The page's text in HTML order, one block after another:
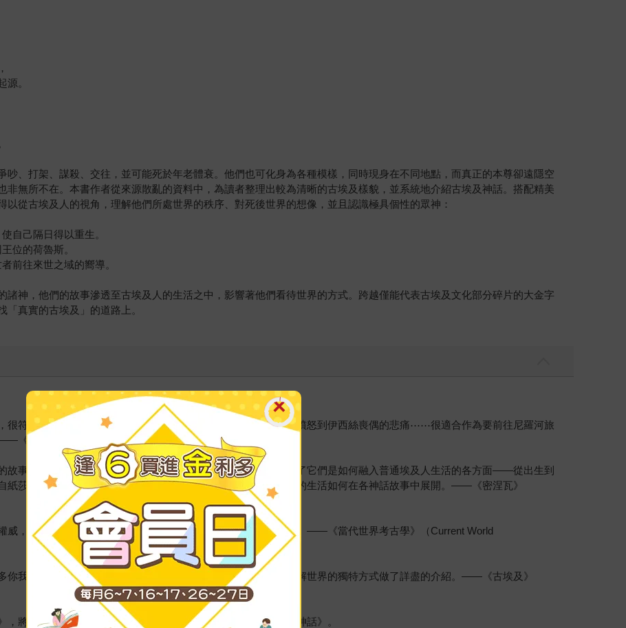
源。
、打架、謀殺、交往，並可能死於年老體衰。他們也可化身為各種模樣，同時現身在不同地點，而真正的本尊卻遠隱空
非無所不在。本書作者從來源散亂的資料中，為讀者整理出較為清晰的古埃及樣貌，並系統地介紹古埃及神話。搭配精美
從古埃及人的視角，理解他們所處世界的秩序、對死後世界的想像，並且認識極具個性的眾神：
自己隔日得以重生。
位的荷魯斯。
前往來世之域的嚮導。
諸神，他們的故事滲透至古埃及人的生活之中，影響著他們看待世界的方式。跨越僅能代表古埃及文化部分碎片的大金字
真實的古埃及」的道路上。
很符合其文本精神，並展現出人類情感的各種層面，從太陽神的憤怒到伊西絲喪偶的悲痛⋯⋯很適合作為要前往尼羅河旅
《今日歷史》（History Today）
故事，僅此而已。但本書作者為我們講述了神話的背景，並解釋了它們是如何融入普通埃及人生活的各方面——從出生到
紙莎草書非常有力的引文，描繪了諸神所代表的力量，以及他們的生活如何在各神話故事中展開。——《密涅瓦》
威，以及輕鬆易讀的寫作風格，並輔以精心挑選的大量諸神插圖。——《當代世界考古學》（Current World
熟悉的神話，對於複雜的古埃及神話系統，以及古埃及人理解世界的獨特方式做了詳盡的介紹。——《古埃及》
將再依序推出《靈與異之凱爾特神話》及《情與慾之希臘羅馬神話》。